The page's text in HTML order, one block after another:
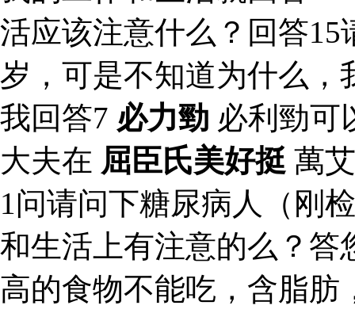
活应该注意什么？回答
岁，可是不知道为什么，
我回答7 必力勁 必利勁可
大夫在 屈臣氏美好挺 萬
1问请问下糖尿病人（刚
和生活上有注意的么？答
高的食物不能吃，含脂肪